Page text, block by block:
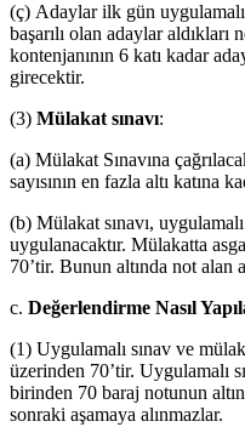
(ç) Adaylar ilk gün uygulamalı
başarılı olan adaylar aldıkları
kontenjanının 6 katı kadar
girecektir.
(3) Mülakat sınavı:
(a) Mülakat Sınavına
sayısının en fazla altı katına
(b) Mülakat sınavı,
uygulanacaktır. Mülakatta
70’tir. Bunun altında not alan
c. Değerlendirme Nasıl
(1) Uygulamalı sınav ve
üzerinden 70’tir. Uygulamalı
birinden 70 baraj notunun
sonraki aşamaya alınmazlar.